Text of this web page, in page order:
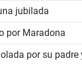
jubilada
por Maradona
por su padre